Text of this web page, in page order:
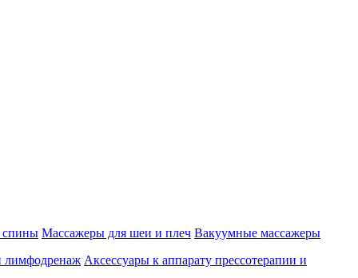
спины Массажеры для шеи и плеч Вакуумные массажеры
лимфодренаж Аксессуары к аппарату прессотерапии и